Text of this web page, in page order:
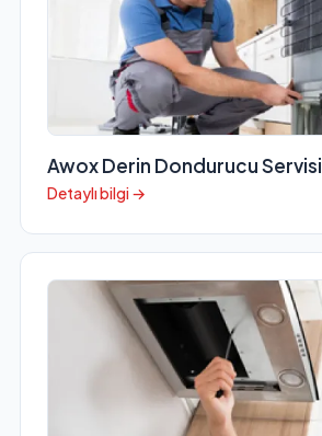
Awox Derin Dondurucu Servisi
Detaylı bilgi →